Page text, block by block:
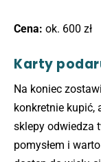
Cena: ok. 600 zł
Karty
Na koniec
konkretnie kupić,
sklepy odwiedza
pomysłem i